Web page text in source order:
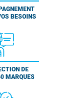
BESOINS
DE
MARQUES